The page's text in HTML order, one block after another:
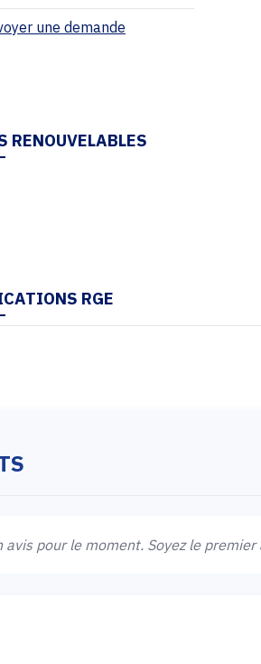
une demande
RENOUVELABLES
RGE
avis pour le moment. Soyez le